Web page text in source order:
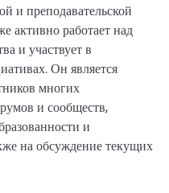
и преподавательской
активно работает над
и участвует в
Он является
многих
и сообществ,
и
на обсуждение текущих